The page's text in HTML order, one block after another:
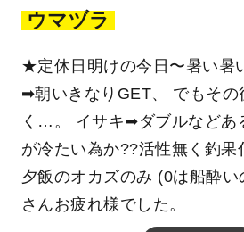
ウマヅラ
★定休日明けの今日〜暑い暑
➡朝いきなりGET、 でもその
く…。 イサキ➡ダブルなど
が冷たい為か??活性無く釣
夕飯のオカズのみ (0は船酔
さんお疲れ様でした。